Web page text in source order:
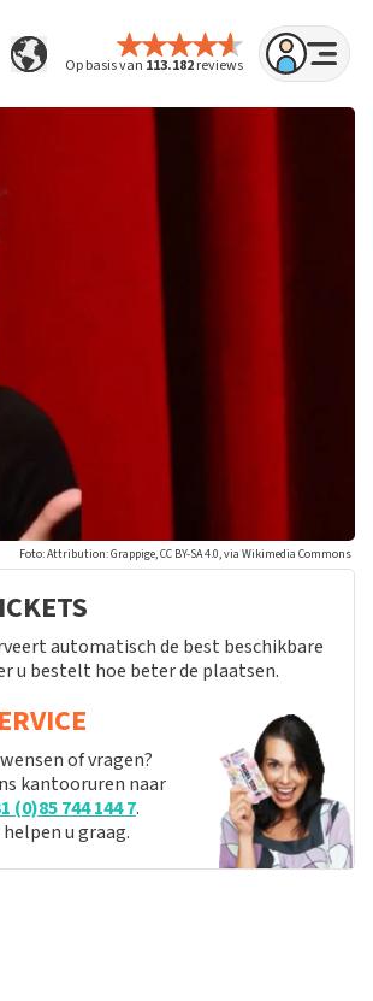
Op basis van 113.182reviews
Foto: Attribution: Grappige, CC BY-SA 4.0, via Wikimedia Commons
automatisch de best beschikbare
u bestelt hoe beter de plaatsen.
of vragen?
kantooruren naar
(0)85 744 144 7.
u graag.